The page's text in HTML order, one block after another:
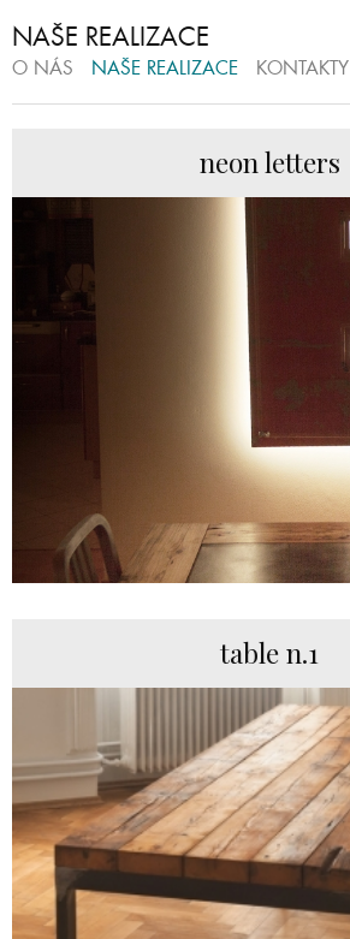
NAŠE REALIZACE
O NÁS NAŠE REALIZACE KONTAKTY
neon letters
table n.1